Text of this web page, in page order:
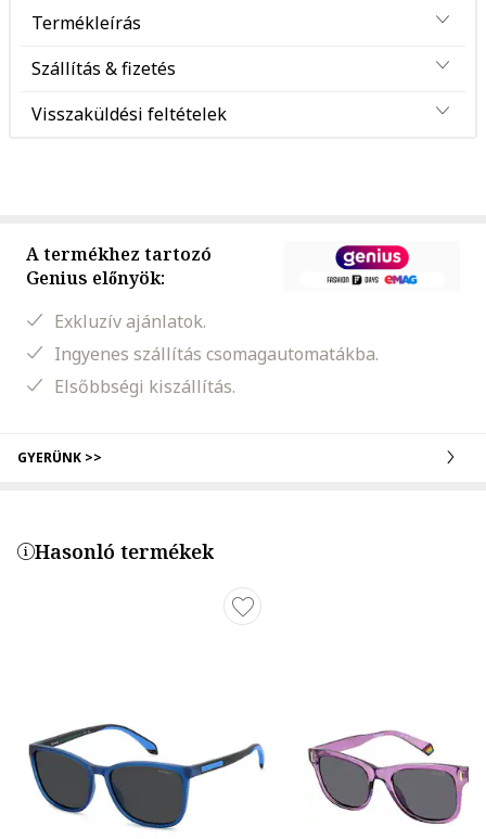
Termékleírás
Szállítás & fizetés
Visszaküldési feltételek
A termékhez tartozó
Genius előnyök:
Exkluzív ajánlatok.
Ingyenes szállítás csomagautomatákba.
Elsőbbségi kiszállítás.
GYERÜNK >>
Hasonló termékek